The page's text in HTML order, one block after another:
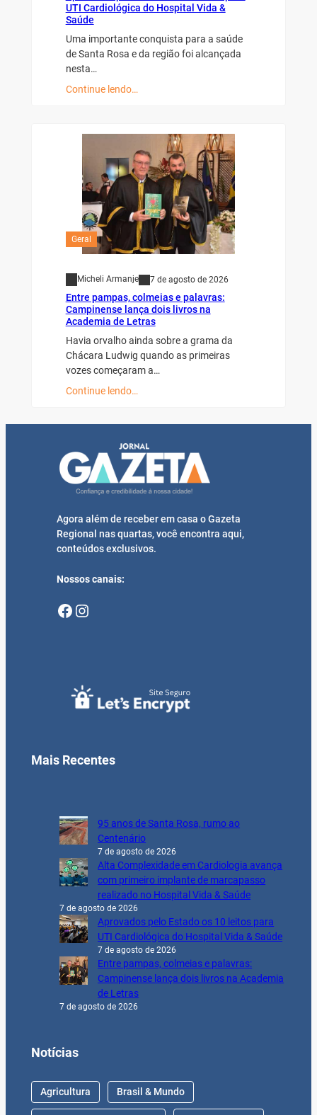
UTI Cardiológica do Hospital Vida &
Saúde
Uma importante conquista para a saúde
de Santa Rosa e da região foi alcançada
nesta…
Continue lendo…
Geral
Micheli Armanje 7 de agosto de 2026
Entre pampas, colmeias e palavras:
Campinense lança dois livros na
Academia de Letras
Havia orvalho ainda sobre a grama da
Chácara Ludwig quando as primeiras
vozes começaram a…
Continue lendo…
Agora além de receber em casa o Gazeta
Regional nas quartas, você encontra aqui,
conteúdos exclusivos.
Nossos canais:
Facebook Instagram
Mais Recentes
95 anos de Santa Rosa, rumo ao
Centenário
7 de agosto de 2026
Alta Complexidade em Cardiologia avança
com primeiro implante de marcapasso
realizado no Hospital Vida & Saúde
7 de agosto de 2026
Aprovados pelo Estado os 10 leitos para
UTI Cardiológica do Hospital Vida & Saúde
7 de agosto de 2026
Entre pampas, colmeias e palavras:
Campinense lança dois livros na Academia
de Letras
7 de agosto de 2026
Notícias
Agricultura Brasil & Mundo